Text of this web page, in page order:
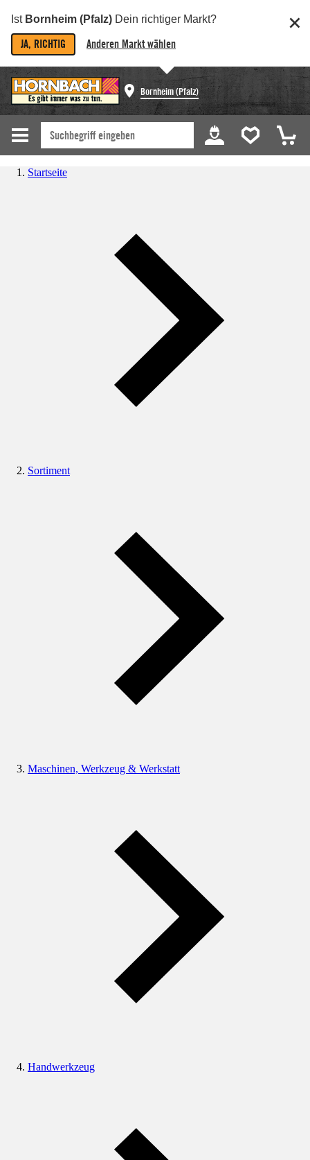
Ist Bornheim (Pfalz) Dein richtiger Markt?
JA, RICHTIG Anderen Markt wählen
Bornheim (Pfalz)
Startseite
Sortiment
Maschinen, Werkzeug & Werkstatt
Handwerkzeug